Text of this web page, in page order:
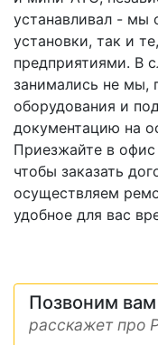
устанавливал - мы
установки, так и
предприятиями. В
занимались не мы,
оборудования и
документацию на
Приезжайте в офис
чтобы заказать
осуществляем
удобное для вас
Позвоним
расскажет про